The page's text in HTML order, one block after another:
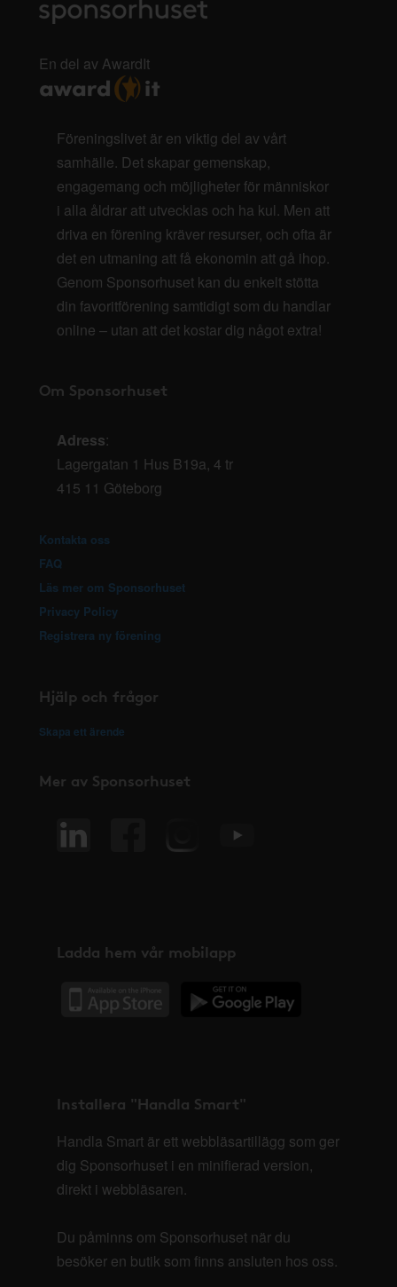
En del av AwardIt
Föreningslivet är en viktig del av vårt
samhälle. Det skapar gemenskap,
engagemang och möjligheter för människor
i alla åldrar att utvecklas och ha kul. Men att
driva en förening kräver resurser, och ofta är
det en utmaning att få ekonomin att gå ihop.
Genom Sponsorhuset kan du enkelt stötta
din favoritförening samtidigt som du handlar
online – utan att det kostar dig något extra!
Om Sponsorhuset
Adress:
Lagergatan 1 Hus B19a, 4 tr
415 11 Göteborg
Kontakta oss
FAQ
Läs mer om Sponsorhuset
Privacy Policy
Registrera ny förening
Hjälp och frågor
Skapa ett ärende
Mer av Sponsorhuset
Ladda hem vår mobilapp
Installera "Handla Smart"
Handla Smart är ett webbläsartillägg som ger
dig Sponsorhuset i en minifierad version,
direkt i webbläsaren.
Du påminns om Sponsorhuset när du
besöker en butik som finns ansluten hos oss.